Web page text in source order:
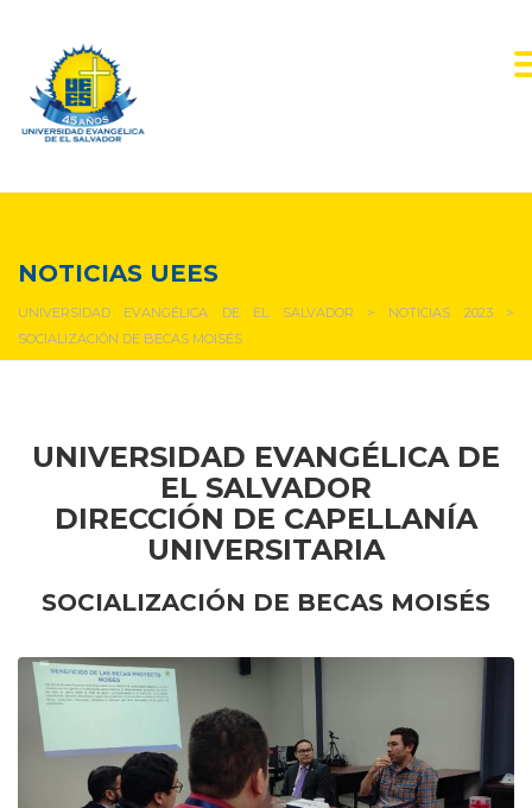
NOTICIAS UEES
UNIVERSIDAD EVANGÉLICA DE EL SALVADOR > NOTICIAS 2023>
SOCIALIZACIÓN DE BECAS MOISÉS
UNIVERSIDAD EVANGÉLICA DE
EL SALVADOR
DIRECCIÓN DE CAPELLANÍA
UNIVERSITARIA
SOCIALIZACIÓN DE BECAS MOISÉS